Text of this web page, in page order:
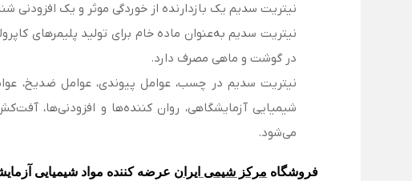
نیتریت سدیم یک بازدارنده از خوردگی موثر و یک
نیتریت سدیم به‌عنوان ماده خام برای تولید پلیمرهای
در گوشت و ماهی مصرف دارد.
نیتریت سدیم در چسب، عوامل پیوندی، عوامل ضدیخ،
شیمیایی آزمایشگاهی، روان کننده‌ها و افزودنی‌ها،
می‌شود.
فروشگاه مرکز شیمی ایران عرضه کننده مواد شیمیایی